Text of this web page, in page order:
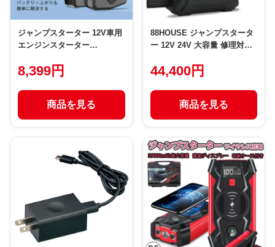
ジャンプスターター 12V車用
エンジンスターター
ンスターター ブースター 車
8,399円
商品を見る
88HOUSE ジャンプスタータ
ー 12V 24V 大容量 修理対応
ロ仕様 船 船舶 重機 58W 2.5
ー ピークパワー 2500A 急速
充電対応 高耐久型 軽量 マル
チ
44,400円
商品を見る